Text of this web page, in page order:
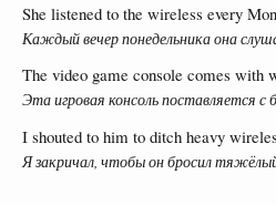
She listened to the wireless every
Каждый вечер понедельника она
The video game console comes with
Эта игровая консоль поставляется
I shouted to him to ditch heavy
Я закричал, чтобы он бросил